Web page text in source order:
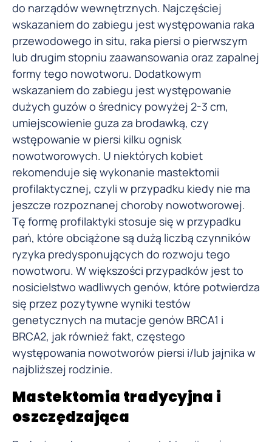
do narządów wewnętrznych. Najczęściej
wskazaniem do zabiegu jest występowania raka
przewodowego in situ, raka piersi o pierwszym
lub drugim stopniu zaawansowania oraz zapalnej
formy tego nowotworu. Dodatkowym
wskazaniem do zabiegu jest występowanie
dużych guzów o średnicy powyżej 2-3 cm,
umiejscowienie guza za brodawką, czy
wstępowanie w piersi kilku ognisk
nowotworowych. U niektórych kobiet
rekomenduje się wykonanie mastektomii
profilaktycznej, czyli w przypadku kiedy nie ma
jeszcze rozpoznanej choroby nowotworowej.
Tę formę profilaktyki stosuje się w przypadku
pań, które obciążone są dużą liczbą czynników
ryzyka predysponujących do rozwoju tego
nowotworu. W większości przypadków jest to
nosicielstwo wadliwych genów, które potwierdza
się przez pozytywne wyniki testów
genetycznych na mutacje genów BRCA1 i
BRCA2, jak również fakt, częstego
występowania nowotworów piersi i/lub jajnika w
najbliższej rodzinie.
Mastektomia tradycyjna i
oszczędzająca